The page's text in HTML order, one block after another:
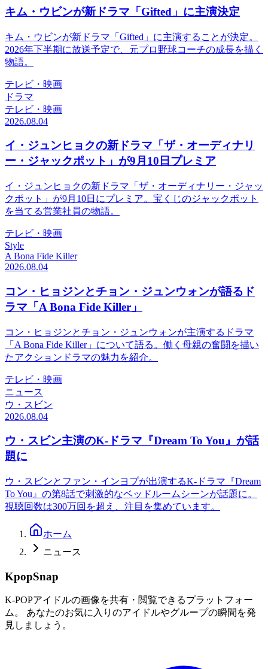
キム・ウビンが新ドラマ「Gifted」に主演決定
キム・ウビンが新ドラマ「Gifted」に主演することが決定。
2026年下半期に放送予定で、元プロ野球コーチの成長を描く
物語。
テレビ・映画
ドラマ
テレビ・映画
2026.08.04
イ・ジュンヒョクの新ドラマ「ザ・オーディナリ
ー・ジャックポット」が9月10日プレミア
イ・ジュンヒョクの新ドラマ「ザ・オーディナリー・ジャッ
クポット」が9月10日にプレミア。宝くじのジャックポット
を当てる営業社員の物語。
テレビ・映画
Style
A Bona Fide Killer
2026.08.04
コン・ヒョジンとチョン・ジュンウォンが語るド
ラマ「A Bona Fide Killer」
コン・ヒョジンとチョン・ジュンウォンが主演するドラマ
「A Bona Fide Killer」について語る。働く母親の奮闘を描い
たアクションドラマの魅力を紹介。
テレビ・映画
ニュース
ウ・スビン
2026.08.04
ウ・スビン主演のK-ドラマ『Dream To You』が話
題に
ウ・スビンとファン・インヨプが出演するK-ドラマ『Dream
To You』の第8話で刺激的なベッドルームシーンが話題に。
視聴回数は300万回を超え、注目を集めています。
ホーム
ニュース
KpopSnap
K-POPアイドルの画像を共有・閲覧できるプラットフォー
ム。 あなたのお気に入りのアイドルやグループの瞬間を発
見しましょう。